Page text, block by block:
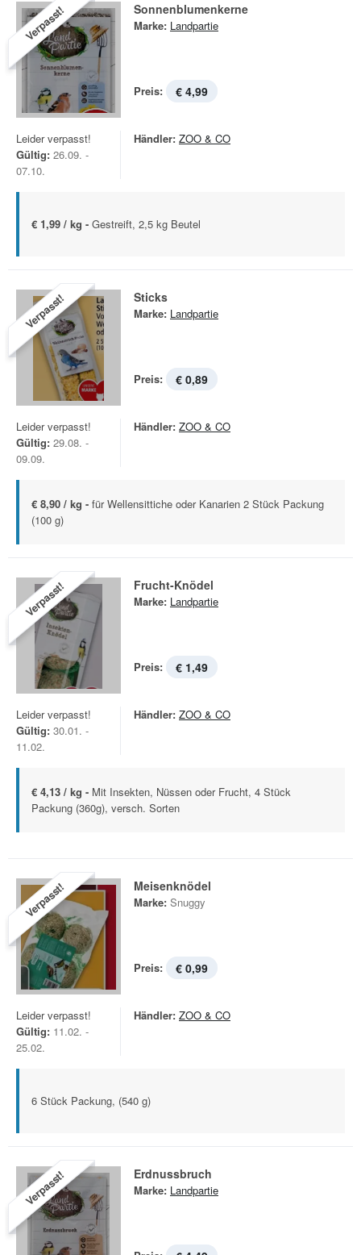
Verpasst! Sonnenblumenkerne
Marke: Landpartie
Preis: € 4,99
Leider verpasst!
Gültig: 26.09. -
07.10.
Händler: ZOO & CO
€ 1,99 / kg - Gestreift, 2,5 kg Beutel
Verpasst! Sticks
Marke: Landpartie
Preis: € 0,89
Leider verpasst!
Gültig: 29.08. -
09.09.
Händler: ZOO & CO
€ 8,90 / kg - für Wellensittiche oder Kanarien 2 Stück Packung
(100 g)
Verpasst! Frucht-Knödel
Marke: Landpartie
Preis: € 1,49
Leider verpasst!
Gültig: 30.01. -
11.02.
Händler: ZOO & CO
€ 4,13 / kg - Mit Insekten, Nüssen oder Frucht, 4 Stück
Packung (360g), versch. Sorten
Verpasst! Meisenknödel
Marke: Snuggy
Preis: € 0,99
Leider verpasst!
Gültig: 11.02. -
25.02.
Händler: ZOO & CO
6 Stück Packung, (540 g)
Verpasst! Erdnussbruch
Marke: Landpartie